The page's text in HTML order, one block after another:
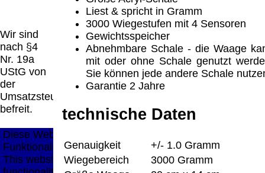
Wir sind
nach §4
Nr. 19a
UStG von
der
Umsatzsteuer
befreit.
Liest & spricht in Gramm
3000 Wiegestufen mit 4 Sensoren
Gewichtsspeicher
Abnehmbare Schale - die Waage
mit oder ohne Schale genutzt
Sie können jede andere Schale
Garantie 2 Jahre
technische Daten
Genauigkeit
+/- 1.0 Gramm
Wiegebereich
3000 Gramm
Die Europäische Kommission stellt eine
Plattform zur Online-Streitbeilegung (OS)
bereit. Die Plattform finden Sie unter
http://ec.europa.eu/consumers/odr/
Unsere E-
Mailadresse lautet:info@meteor.vision
Seitenanfang
Impressum AGB Widerruf
Datenschutz
Urheberrechte Kontakt Links
Katalog (PDF)
Sitemap
große Anzeige Schließen X
Diese Website nutzt Cookies, um bestmögliche
Funktionalität bieten zu können.
This website uses cookies to provide the best possible